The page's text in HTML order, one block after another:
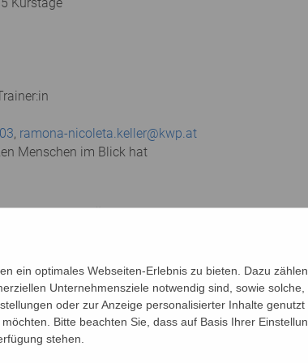
, ramona-nicoleta.keller@kwp.at
Menschen im Blick hat
durch Übungen für Konzentration,
Mit Schwung und Spaß trainieren Sie
in der Gruppe an. Sie beschäftigen sich mit
Raum der LIMA Gruppe ebenfalls Platz
Älterwerdens können mit Gleichgesinnten
ein optimales Webseiten-Erlebnis zu bieten. Dazu
Unternehmensziele notwendig sind, sowie
oder zur Anzeige personalisierter Inhalte
Bitte beachten Sie, dass auf Basis Ihrer
stehen.